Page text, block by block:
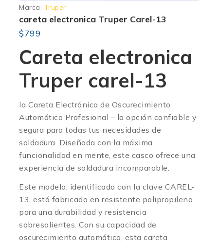
Marca: Truper
careta electronica Truper Carel-13
$799
Careta electronica
Truper carel-13
la Careta Electrónica de Oscurecimiento
Automático Profesional – la opción confiable y
segura para todas tus necesidades de
soldadura. Diseñada con la máxima
funcionalidad en mente, este casco ofrece una
experiencia de soldadura incomparable.
Este modelo, identificado con la clave CAREL-
13, está fabricado en resistente polipropileno
para una durabilidad y resistencia
sobresalientes. Con su capacidad de
oscurecimiento automático, esta careta